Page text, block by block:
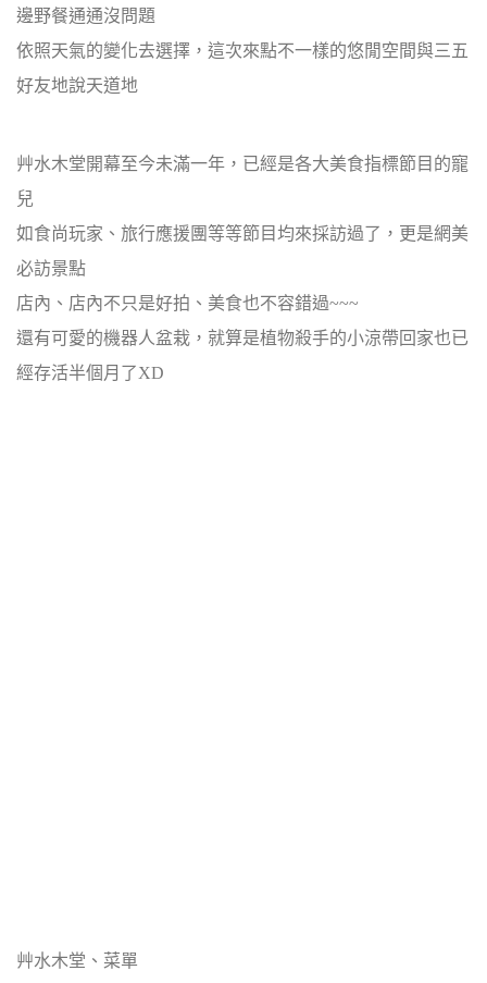
邊野餐通通沒問題
依照天氣的變化去選擇，這次來點不一樣的悠閒空間與三五
好友地說天道地
艸水木堂開幕至今未滿一年，已經是各大美食指標節目的寵
兒
如食尚玩家、旅行應援團等等節目均來採訪過了，更是網美
必訪景點
店內、店內不只是好拍、美食也不容錯過~~~
還有可愛的機器人盆栽，就算是植物殺手的小涼帶回家也已
經存活半個月了XD
艸水木堂、菜單